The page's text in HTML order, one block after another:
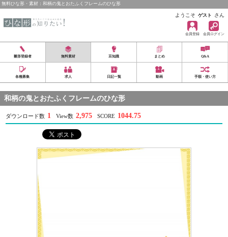
無料ひな形・素材：和柄の鬼とおたふくフレームのひな形
ようこそ ゲスト さん
会員登録 会員ログイン
雛形登録者 無料素材 豆知識 まとめ Q&A
各種募集 求人 日記一覧 動画 手順・使い方
和柄の鬼とおたふくフレームのひな形
ダウンロード数 1 View数 2,975 SCORE 1044.75